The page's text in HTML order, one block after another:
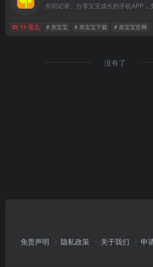
11-育儿 # 亲宝宝 # 亲宝宝下载 # 亲宝宝官网
没有了
免责声明 隐私政策 关于我们 申